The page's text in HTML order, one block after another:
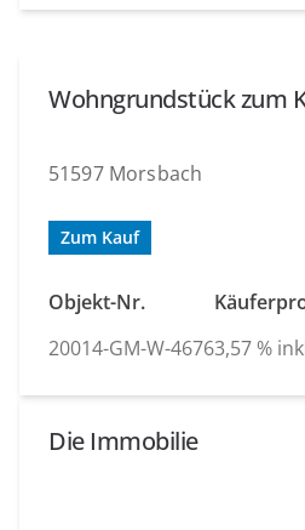
Wohngrundstück zum
51597 Morsbach
Zum Kauf
Objekt-Nr.
20014-GM-W-46763,57 %
Die Immobilie